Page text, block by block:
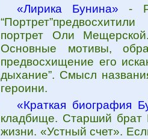
«Лирика Бунина» -
портрет Оли
Основные мотивы,
предвосхищение его
дыхание”. Смысл
героини.
«Краткая биография
кладбище. Старший
жизни. «Устный счет».